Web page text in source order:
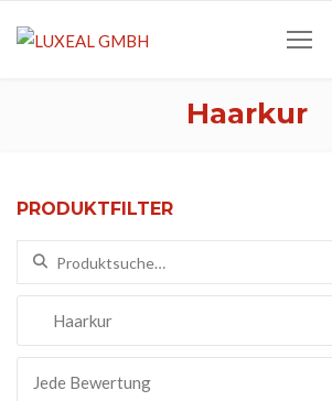
Haarkur
PRODUKTFILTER
Suchen nach: